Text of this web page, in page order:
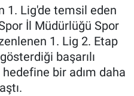
1. Lig'de temsil eden
İl Müdürlüğü Spor
1. Lig 2. Etap
başarılı
bir adım daha